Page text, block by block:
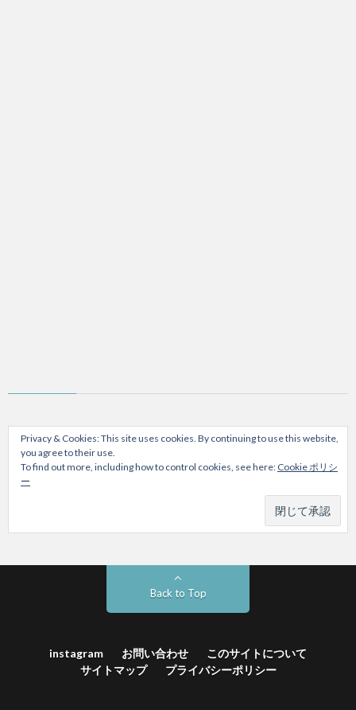
Privacy & Cookies: This site uses cookies. By continuing to use this website,
you agree to their use.
To find out more, including how to control cookies, see here: Cookie ポリシ
ー
Back to Top
instagram お問い合わせ
このサイトについて
サイトマップ
プライバシーポリシー